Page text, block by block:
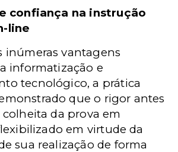
confiança na instrução
line
inúmeras vantagens
informatização e
tecnológico, a prática
que o rigor antes
da prova em
em virtude da
sua realização de forma